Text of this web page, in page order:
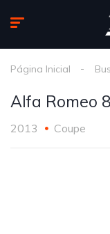
Página Inicial
Alfa Romeo
2013 Coupe